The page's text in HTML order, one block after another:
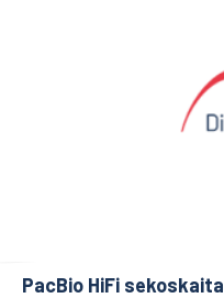
PacBio HiFi sekoskaita